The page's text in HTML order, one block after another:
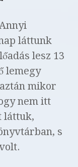
láttunk
lesz 13
lemegy
mikor
nem itt
láttuk,
s